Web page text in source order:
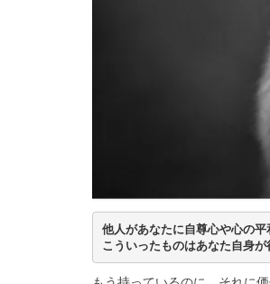
他人があなたに自尊心や心の
こういったものはあなた自身